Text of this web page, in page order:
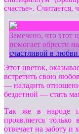
счастье». Считается,
Замечено, что этот
помогает обрести
счастливой в
Этот цветок,
встретить свою
— наладить
бездетной — стать
Так же в народе
проявляется
отвечает на заботу и